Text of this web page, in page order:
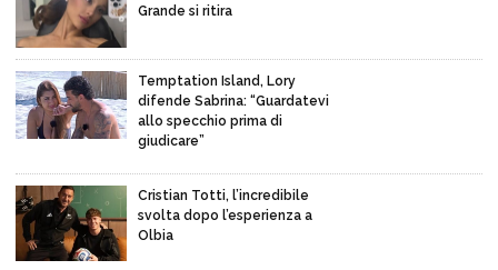
Grande si ritira
Temptation Island, Lory
difende Sabrina: “Guardatevi
allo specchio prima di
giudicare”
Cristian Totti, l’incredibile
svolta dopo l’esperienza a
Olbia